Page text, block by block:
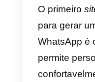
Ao clicar
iniciar